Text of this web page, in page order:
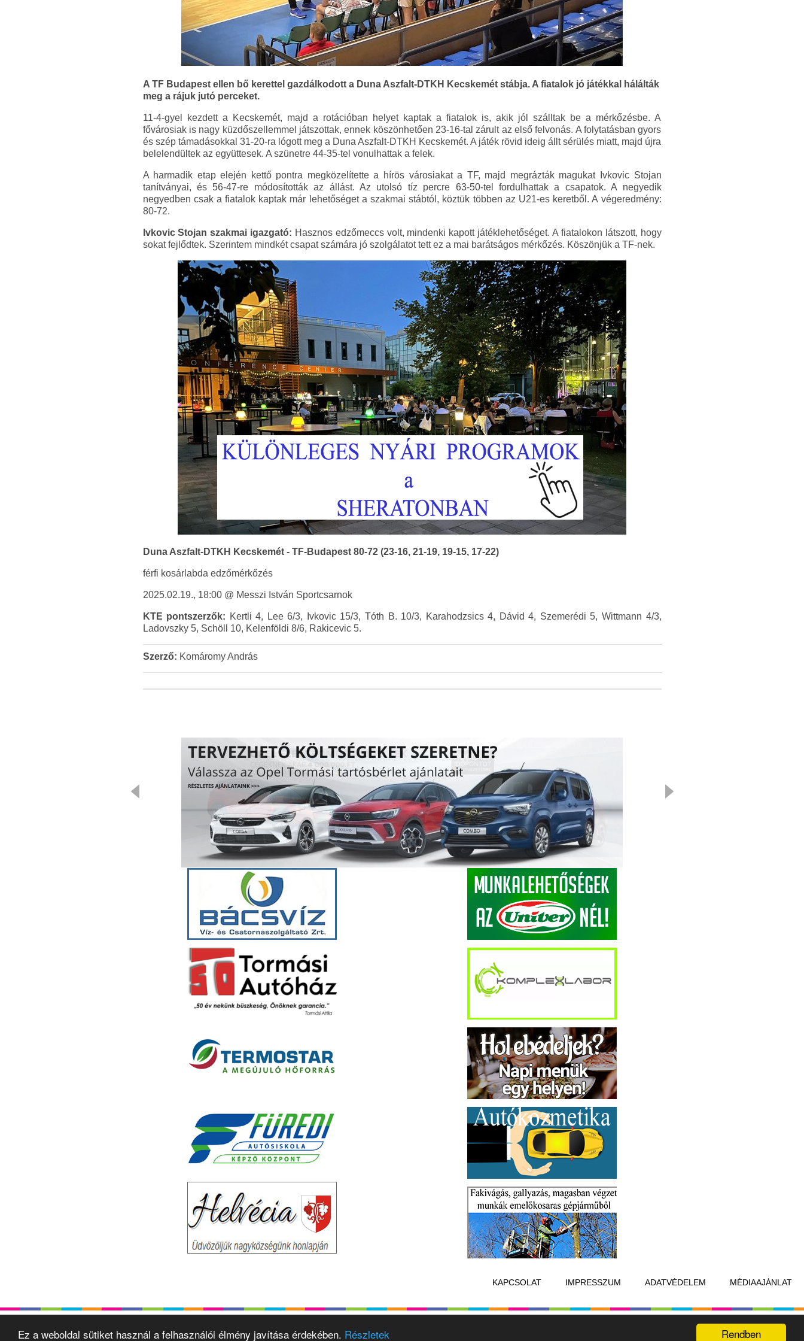
Rendben
Ez a weboldal sütiket használ a felhasználói élmény javítása érdekében. Részletek
A TF Budapest ellen bő kerettel gazdálkodott a Duna Aszfalt-DTKH Kecskemét stábja. A fiatalok jó játékkal hálálták
meg a rájuk jutó perceket.
11-4-gyel kezdett a Kecskemét, majd a rotációban helyet kaptak a fiatalok is, akik jól szálltak be a mérkőzésbe. A
fővárosiak is nagy küzdőszellemmel játszottak, ennek köszönhetően 23-16-tal zárult az első felvonás. A folytatásban gyors
és szép támadásokkal 31-20-ra lógott meg a Duna Aszfalt-DTKH Kecskemét. A játék rövid ideig állt sérülés miatt, majd újra
belelendültek az együttesek. A szünetre 44-35-tel vonulhattak a felek.
A harmadik etap elején kettő pontra megközelítette a hírös városiakat a TF, majd megrázták magukat Ivkovic Stojan
tanítványai, és 56-47-re módosították az állást. Az utolsó tíz percre 63-50-tel fordulhattak a csapatok. A negyedik
negyedben csak a fiatalok kaptak már lehetőséget a szakmai stábtól, köztük többen az U21-es keretből. A végeredmény:
80-72.
Ivkovic Stojan szakmai igazgató: Hasznos edzőmeccs volt, mindenki kapott játéklehetőséget. A fiatalokon látszott, hogy
sokat fejlődtek. Szerintem mindkét csapat számára jó szolgálatot tett ez a mai barátságos mérkőzés. Köszönjük a TF-nek.
Duna Aszfalt-DTKH Kecskemét - TF-Budapest 80-72 (23-16, 21-19, 19-15, 17-22)
férfi kosárlabda edzőmérkőzés
2025.02.19., 18:00 @ Messzi István Sportcsarnok
KTE pontszerzők: Kertli 4, Lee 6/3, Ivkovic 15/3, Tóth B. 10/3, Karahodzsics 4, Dávid 4, Szemerédi 5, Wittmann 4/3,
Ladovszky 5, Schöll 10, Kelenföldi 8/6, Rakicevic 5.
Szerző: Komáromy András
KAPCSOLAT IMPRESSZUM ADATVÉDELEM MÉDIAAJÁNLAT